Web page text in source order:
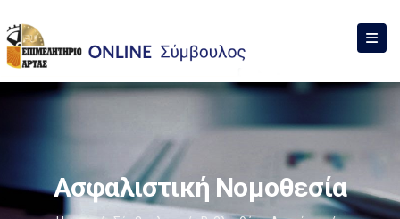
Ασφαλιστική Νομοθεσία